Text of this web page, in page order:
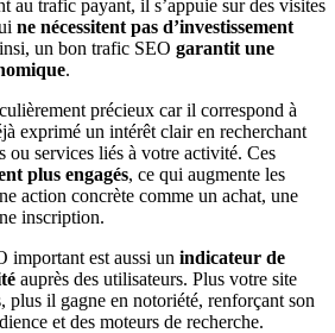
au trafic payant, il s’appuie sur des visites
ne nécessitent pas d’investissement
un bon trafic SEO garantit une
.
précieux car il correspond à
exprimé un intérêt clair en recherchant
ou services liés à votre activité. Ces
plus engagés, ce qui augmente les
action concrète comme un achat, une
inscription.
important est aussi un indicateur de
auprès des utilisateurs. Plus votre site
plus il gagne en notoriété, renforçant son
et des moteurs de recherche.